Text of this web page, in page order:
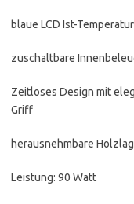
blaue LCD Ist-
zuschaltbare
Zeitloses Design mit
Griff
herausnehmbare
Leistung: 90 Watt